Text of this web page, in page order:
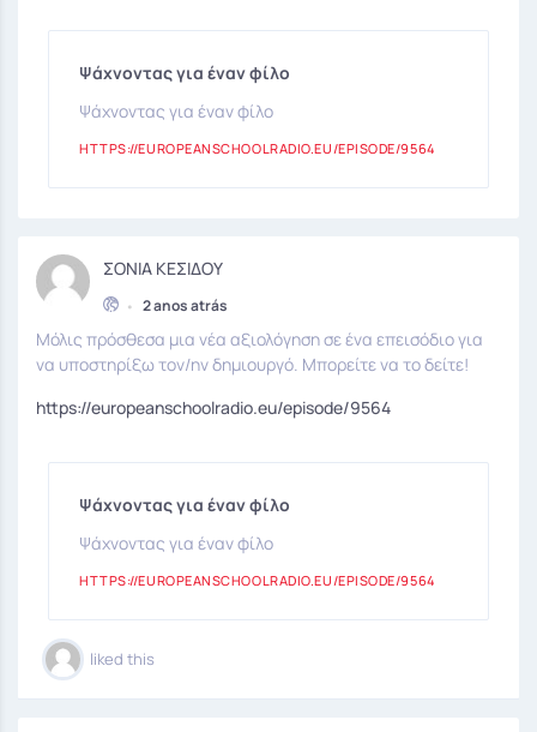
Ψάχνοντας για έναν φίλο
Ψάχνοντας για έναν φίλο
HTTPS://EUROPEANSCHOOLRADIO.EU/EPISODE/9564
ΣΟΝΙΑ ΚΕΣΙΔΟΥ
• 2 anos atrás
Μόλις πρόσθεσα μια νέα αξιολόγηση σε ένα επεισόδιο για
να υποστηρίξω τον/ην δημιουργό. Μπορείτε να το δείτε!
https://europeanschoolradio.eu/episode/9564
Ψάχνοντας για έναν φίλο
Ψάχνοντας για έναν φίλο
HTTPS://EUROPEANSCHOOLRADIO.EU/EPISODE/9564
liked this